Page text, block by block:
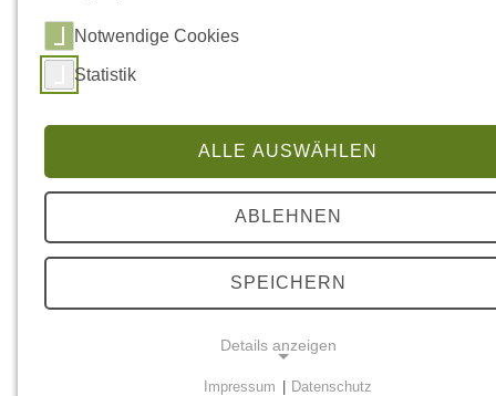
Diagnostik
Diagnostik
Sprechstunden
Epileptologie
Übersicht
Diagnostik
Sprechstunden
Geriatrische Rehabilitation
Übersicht
Kardiovaskuläre Rehabilitation
Übersicht
Leistungsangebot
Notwendige Cookies
Statistik
ALLE AUSWÄHLEN
ABLEHNEN
SPEICHERN
Details anzeigen
Impressum Datenschutz